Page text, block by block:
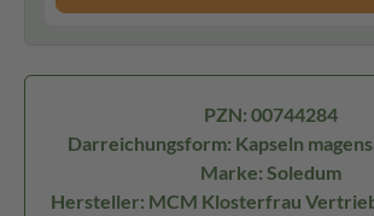
PZN: 00744284
Darreichungsform: Kapseln
Marke: Soledum
Hersteller: MCM Klosterfrau